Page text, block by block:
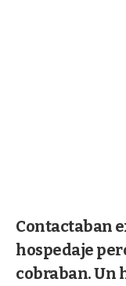
Contactaban
hospedaje
cobraban. Un